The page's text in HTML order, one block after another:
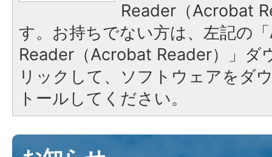
Reader（Acrobat
す。お持ちでない方は、左記の
Reader（Acrobat Reader）」ダ
リックして、ソフトウェアをダ
トールしてください。